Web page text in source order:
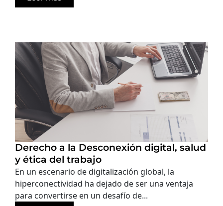
Derecho a la Desconexión digital, salud
y ética del trabajo
En un escenario de digitalización global, la
hiperconectividad ha dejado de ser una ventaja
para convertirse en un desafío de...